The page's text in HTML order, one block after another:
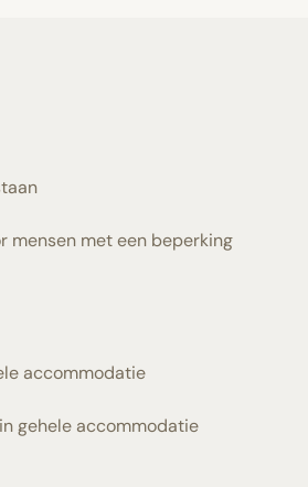
mensen met een beperking
accommodatie
gehele accommodatie